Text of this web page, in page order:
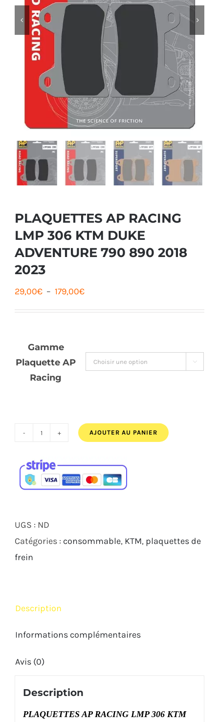
PLAQUETTES AP RACING
LMP 306 KTM DUKE
ADVENTURE 790 890 2018
2023
29,00€ – 179,00€Plage
à
179,00€
Gamme
Plaquette AP
Racing

quantité
PLAQUETTES
AP
LMP
306
890
2018
AJOUTER AU PANIER
UGS : ND
Catégories : consommable KTM plaquettes de
frein
Description
Informations complémentaires
Avis (0)
Description
PLAQUETTES AP RACING LMP 306 KTM